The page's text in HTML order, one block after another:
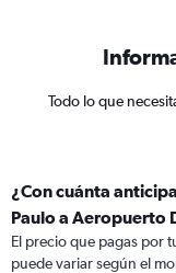
Todo lo que
¿Con cuánta
Paulo a Aeropuerto
El precio que pagas por
puede variar según el